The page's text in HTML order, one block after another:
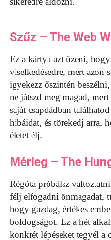
Szűz – The Web
Ez a kártya azt üzeni,
viselkedésedre, mert
igyekezz őszintén
ne játszd meg magad,
saját csapdádban
hibáidat, és törekedj arra,
életet élj.
Mérleg – The
Régóta próbálsz
félj elfogadni önmagadat,
hogy gazdag, értékes
boldogságot. Ez a hét
konkrét lépéseket tegyél a